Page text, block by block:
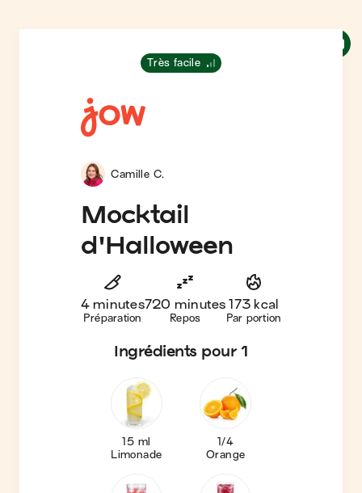
Très facile
Camille C.
Mocktail
d'Halloween
4 minutes
Préparation
720 minutes
Repos
173 kcal
Par portion
Ingrédients pour 1
15 ml
Limonade
1/4
Orange